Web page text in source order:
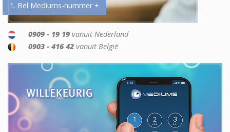
1. Bel Mediums-nummer +
0909 - 19 19 vanuit Nederland
0903 - 416 42 vanuit België